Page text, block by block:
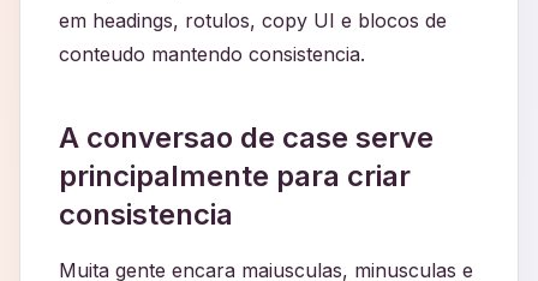
em headings, rotulos, copy UI e blocos de
conteudo mantendo consistencia.
A conversao de case serve
principalmente para criar
consistencia
Muita gente encara maiusculas, minusculas e